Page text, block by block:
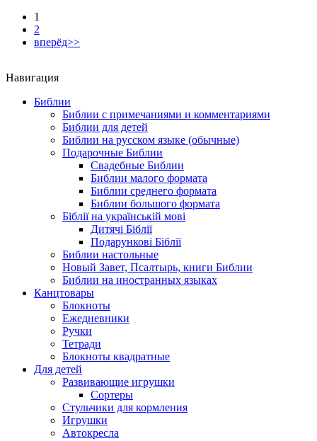
1
2
вперёд>>
Навигация
Библии
Библии с примечаниями и комментариями
Библии для детей
Библии на русском языке (обычные)
Подарочные Библии
Свадебные Библии
Библии малого формата
Библии среднего формата
Библии большого формата
Біблії на українській мові
Дитячі Біблії
Подарункові Біблії
Библии настольные
Новый Завет, Псалтырь, книги Библии
Библии на иностранных языках
Канцтовары
Блокноты
Ежедневники
Ручки
Тетради
Блокноты квадратные
Для детей
Развивающие игрушки
Сортеры
Стульчики для кормления
Игрушки
Автокресла